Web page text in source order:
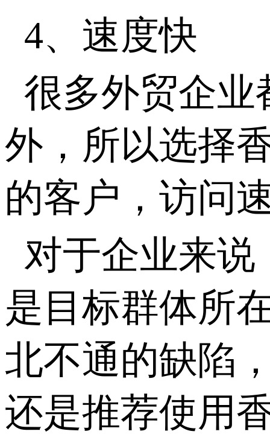
4、速度快
很多外贸企业
外，所以选择
的客户，访问
对于企业来
是目标群体所
北不通的缺陷
还是推荐使用